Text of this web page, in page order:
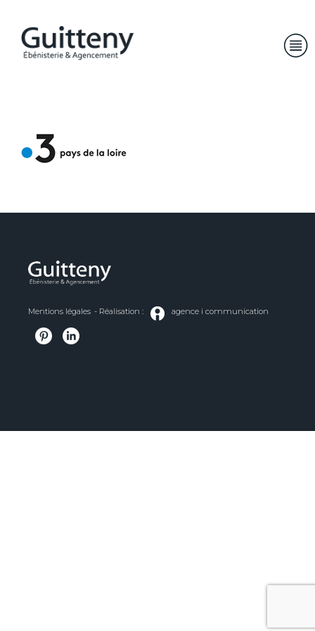
Mentions légales - Réalisation : agence i communication